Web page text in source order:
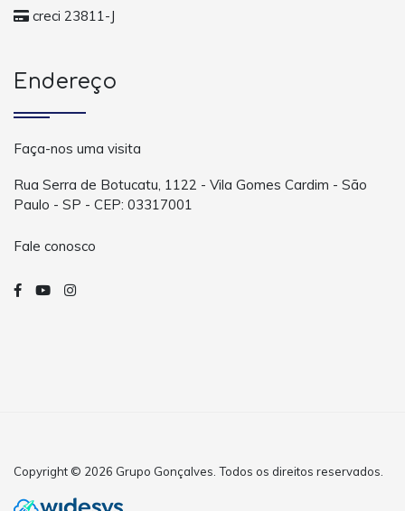
creci 23811-J
Endereço
Faça-nos uma visita
Rua Serra de Botucatu, 1122 - Vila Gomes Cardim - São
Paulo - SP - CEP: 03317001
Fale conosco
Copyright © 2026 Grupo Gonçalves. Todos os direitos reservados.